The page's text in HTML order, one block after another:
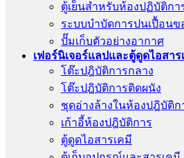
ตู้เย็นสำหรับห้องปฏิบัติกา
ระบบบำบัดการปนเปื้อนข
ปั๊มเก็บตัวอย่างอากาศ
เฟอร์นิเจอร์แลปและตู้ดูดไอสาร
โต๊ะปฎิบัติการกลาง
โต๊ะปฎิบัติการติดผนัง
ชุดอ่างล้างในห้องปฎิบัติก
เก้าอี้ห้องปฎิบัติการ
ตู้ดูดไอสารเคมี